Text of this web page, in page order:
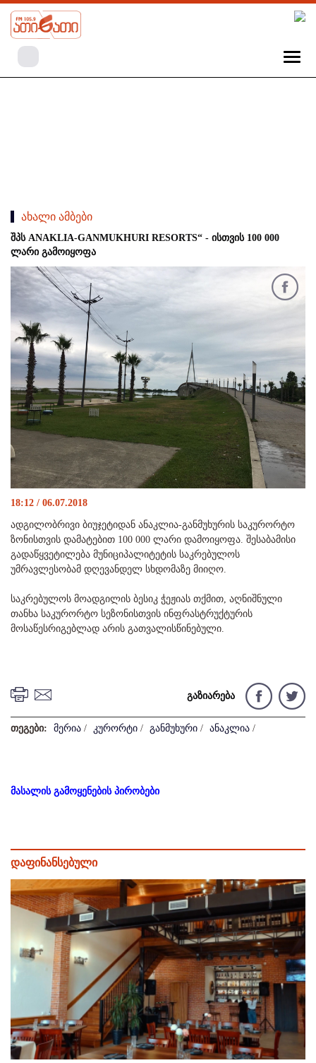
ახალი ამბები
შპს ANAKLIA-GANMUKHURI RESORTS“ - ისთვის 100 000
ლარი გამოიყოფა
18:12 / 06.07.2018
ადგილობრივი ბიუჯეტიდან ანაკლია-განმუხურის საკურორტო
ზონისთვის დამატებით 100 000 ლარი დამოიყოფა. შესაბამისი
გადაწყვეტილება მუნიციპალიტეტის საკრებულოს
უმრავლესობამ დღევანდელ სხდომაზე მიიღო.
საკრებულოს მოადგილის ბესიკ ჭეჟიას თქმით, აღნიშნული
თანხა საკურორტო სეზონისთვის ინფრასტრუქტურის
მოსაწესრიგებლად არის გათვალისწინებული.
გაზიარება
თეგები: მერია / კურორტი / განმუხური / ანაკლია /
მასალის გამოყენების პირობები
დაფინანსებული